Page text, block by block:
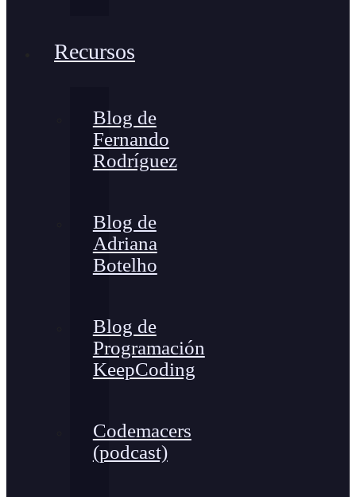
Recursos
Blog de
Fernando
Rodríguez
Blog de
Adriana
Botelho
Blog de
Programación
KeepCoding
Codemacers
(podcast)